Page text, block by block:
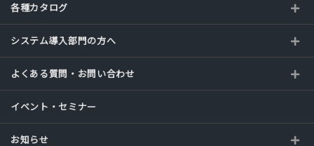
各種カタログ
システム導入部門の方へ
よくある質問・お問い合わせ
イベント・セミナー
お知らせ